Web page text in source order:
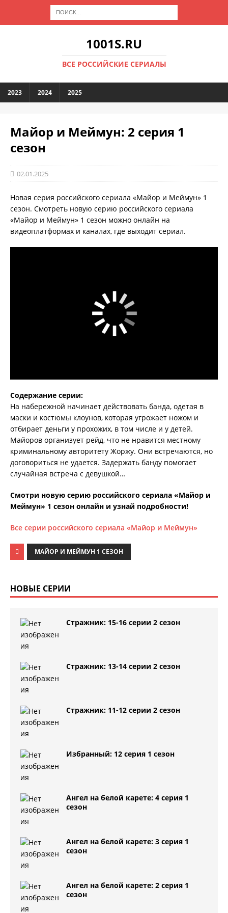
1001S.RU
ВСЕ РОССИЙСКИЕ СЕРИАЛЫ
2023 2024 2025
Майор и Меймун: 2 серия 1
сезон
02.01.2025
Новая серия российского сериала «Майор и Меймун» 1
сезон. Смотреть новую серию российского сериала
«Майор и Меймун» 1 сезон можно онлайн на
видеоплатформах и каналах, где выходит сериал.
Содержание серии:
На набережной начинает действовать банда, одетая в
маски и костюмы клоунов, которая угрожает ножом и
отбирает деньги у прохожих, в том числе и у детей.
Майоров организует рейд, что не нравится местному
криминальному авторитету Жоржу. Они встречаются, но
договориться не удается. Задержать банду помогает
случайная встреча с девушкой…
Смотри новую серию российского сериала «Майор и
Меймун» 1 сезон онлайн и узнай подробности!
Все серии российского сериала «Майор и Меймун»
МАЙОР И МЕЙМУН 1 СЕЗОН
НОВЫЕ СЕРИИ
Стражник: 15-16 серии 2 сезон
Стражник: 13-14 серии 2 сезон
Стражник: 11-12 серии 2 сезон
Избранный: 12 серия 1 сезон
Ангел на белой карете: 4 серия 1
сезон
Ангел на белой карете: 3 серия 1
сезон
Ангел на белой карете: 2 серия 1
сезон